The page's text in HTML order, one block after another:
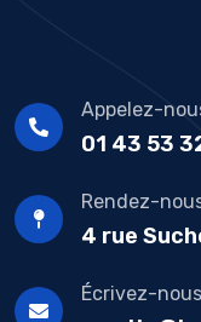
Appelez-
01 43 53
Rendez-
4 rue
Écrivez-